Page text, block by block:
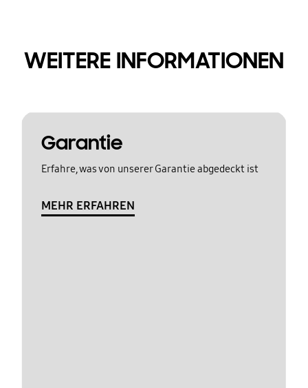
WEITERE INFORMATIONEN
Garantie
Erfahre, was von unserer Garantie abgedeckt ist
MEHR ERFAHREN